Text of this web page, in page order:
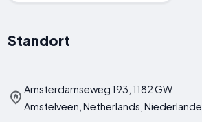
Standort
Amsterdamseweg 193, 1182 GW
Amstelveen, Netherlands, Niederlande